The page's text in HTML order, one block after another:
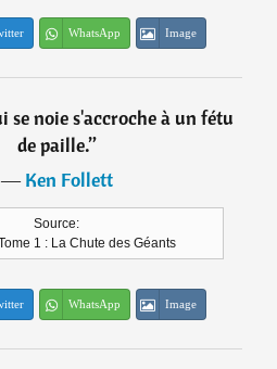
WhatsApp Image
se noie s'accroche à un fétu
de paille.”
―Ken Follett
Source:
1 : La Chute des Géants
WhatsApp Image